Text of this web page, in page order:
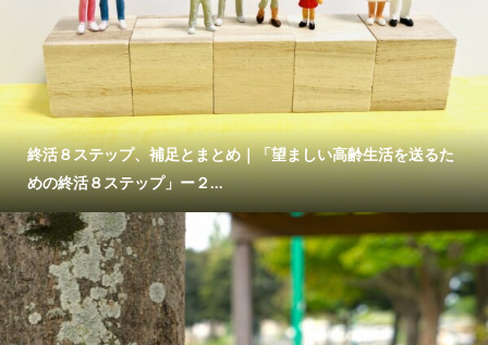
終活８ステップ、補足とまとめ｜「望ましい高齢生活を送るた
めの終活８ステップ」ー２...